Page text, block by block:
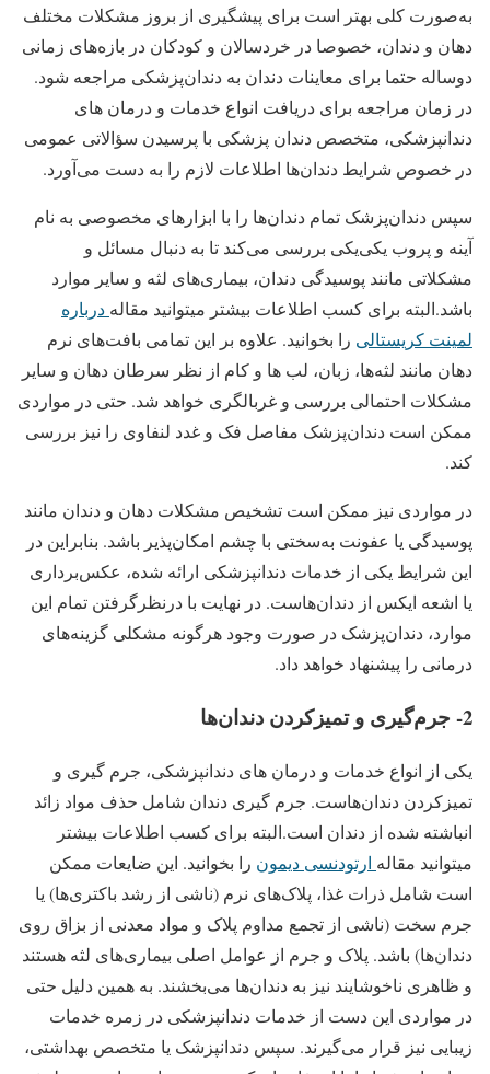
به‌صورت کلی بهتر است برای پیشگیری از بروز مشکلات مختلف
دهان و دندان، خصوصا در خردسالان و کودکان در بازه‌های زمانی
دوساله حتما برای معاینات دندان به دندان‌پزشکی مراجعه شود.
در زمان مراجعه برای دریافت انواع خدمات و درمان‌ های
دندانپزشکی، متخصص دندان پزشکی با پرسیدن سؤالاتی عمومی
در خصوص شرایط دندان‌ها اطلاعات لازم را به دست می‌آورد.
سپس دندان‌پزشک تمام دندان‌ها را با ابزارهای مخصوصی به نام
آینه و پروب یکی‌یکی بررسی می‌کند تا به دنبال مسائل و
مشکلاتی مانند پوسیدگی دندان، بیماری‌های لثه و سایر موارد
باشد.البته برای کسب اطلاعات بیشتر میتوانید مقاله درباره
لمینت کریستالی را بخوانید. علاوه بر این تمامی بافت‌های نرم
دهان مانند لثه‌ها، زبان، لب ها و کام از نظر سرطان دهان و سایر
مشکلات احتمالی بررسی و غربالگری خواهد شد. حتی در مواردی
ممکن است دندان‌پزشک مفاصل فک و غدد لنفاوی را نیز بررسی
کند.
در مواردی نیز ممکن است تشخیص مشکلات دهان و دندان مانند
پوسیدگی یا عفونت به‌سختی با چشم امکان‌پذیر باشد. بنابراین در
این شرایط یکی از خدمات دندانپزشکی ارائه شده، عکس‌برداری
یا اشعه ایکس از دندان‌هاست. در نهایت با درنظرگرفتن تمام این
موارد، دندان‌پزشک در صورت وجود هرگونه مشکلی گزینه‌های
درمانی را پیشنهاد خواهد داد.
2- جرم‌گیری و تمیزکردن دندان‌ها
یکی از انواع خدمات و درمان‌ های دندانپزشکی، جرم گیری و
تمیزکردن دندان‌هاست. جرم گیری دندان شامل حذف مواد زائد
انباشته شده از دندان است.البته برای کسب اطلاعات بیشتر
میتوانید مقاله ارتودنسی دیمون را بخوانید. این ضایعات ممکن
است شامل ذرات غذا، پلاک‌های نرم (ناشی از رشد باکتری‌ها) یا
جرم سخت (ناشی از تجمع مداوم پلاک و مواد معدنی از بزاق روی
دندان‌ها) باشد. پلاک و جرم از عوامل اصلی بیماری‌های لثه هستند
و ظاهری ناخوشایند نیز به دندان‌ها می‌بخشند. به همین دلیل حتی
در مواردی این دست از خدمات دندانپزشکی در زمره خدمات
زیبایی نیز قرار می‌گیرند. سپس دندانپزشک یا متخصص بهداشتی،